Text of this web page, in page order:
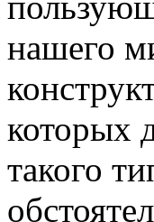
нашего
которых
такого